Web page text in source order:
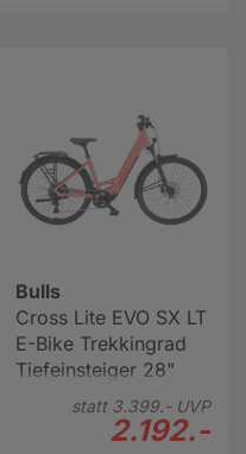
Bulls
Cross Lite EVO SX LT
E-Bike Trekkingrad
Tiefeinsteiger 28"
statt 3.399.-UVP
2.192.-